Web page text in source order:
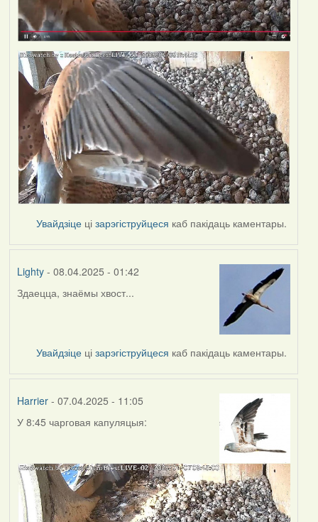
Увайдзіце цізарэгіструйцеся каб пакідаць каментары.
Lighty- 08.04.2025 - 01:42
Здаецца, знаёмы хвост...
Увайдзіце цізарэгіструйцеся каб пакідаць каментары.
Harrier- 07.04.2025 - 11:05
У 8:45 чарговая капуляцыя: